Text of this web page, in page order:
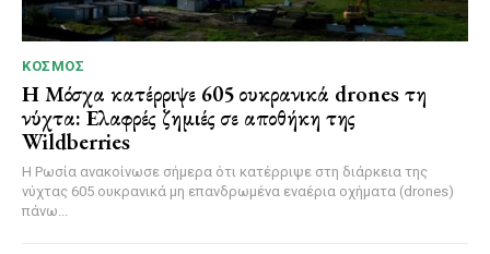
ΚΌΣΜΟΣ
Η Μόσχα κατέρριψε 605 ουκρανικά drones τη
νύχτα: Ελαφρές ζημιές σε αποθήκη της
Wildberries
Η Ρωσία ανακοίνωσε σήμερα ότι κατέρριψε στη διάρκεια της
νύχτας 605 ουκρανικά μη επανδρωμένα εναέρια οχήματα (drones)
πάνω...